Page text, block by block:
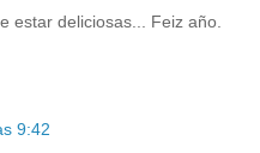
estar deliciosas... Feiz año.
9:42